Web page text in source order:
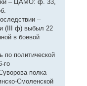
– ЦАМО: ф. 33,
–
(III ф) выбыл 22
в боевой
по политической
го
полка
Смоленской